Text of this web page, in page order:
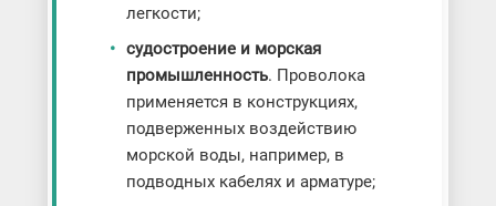
легкости;
судостроение и морская
промышленность. Проволока
применяется в конструкциях,
подверженных воздействию
морской воды, например, в
подводных кабелях и арматуре;